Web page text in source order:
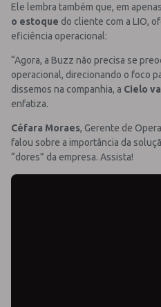
Ele lembra também que, em
o estoque do cliente com a LIO,
eficiência operacional:
“Agora, a Buzz não precisa se
operacional, direcionando o foco
dissemos na companhia, a Cielo
enfatiza.
Céfara Moraes, Gerente de
falou sobre a importância da
“dores” da empresa. Assista!